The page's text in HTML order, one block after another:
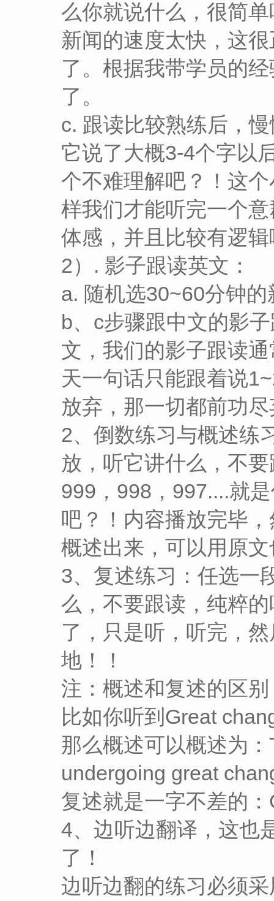
么你就说什么，很简
新闻的速度太快，这
了。根据我带学员的
了。
c. 跟读比较熟练后，
它说了大概3-4个字以
个不难理解吧？！这
样我们才能听完一个
体感，并且比较有逻
2）. 影子跟读英文：
a. 随机选30~60分钟
b、c步骤跟中文的影
文，我们的影子跟读
天一句话只能跟着说
放弃，那一切都前功
2、倒数练习与概述练
放，听它讲什么，不
999，998，997....就
吧？！内容播放完毕
概述出来，可以用原
3、复述练习：任选一
么，不要跟读，纯粹
了，只是听，听完，
地！！
注：概述和复述的区
比如你听到Great
那么概述可以概述为
undergoing great
复述就是一字不差的
4、边听边翻译，这也
了！
边听边翻的练习必须